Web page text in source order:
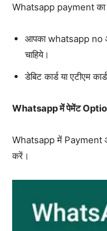
Whatsapp payment का
आपका whatsapp no
चाहिये।
डेबिट कार्ड या एटीएम
Whatsapp में पेमेंट
Whatsapp में Payment
करें।